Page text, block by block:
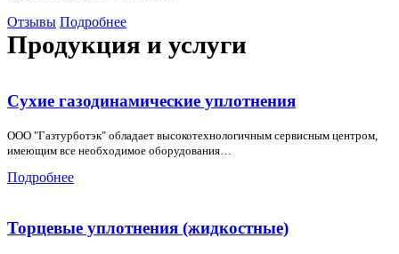
Отзывы Подробнее
Продукция и услуги
Сухие газодинамические уплотнения
ООО "Газтурботэк" обладает высокотехнологичным сервисным центром,
имеющим все необходимое оборудования…
Подробнее
Торцевые уплотнения (жидкостные)